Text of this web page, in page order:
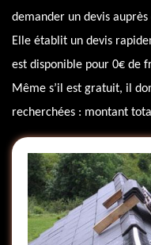
demander un devis auprès
Elle établit un devis
est disponible pour 0€ de
Même s’il est gratuit, il
recherchées : montant